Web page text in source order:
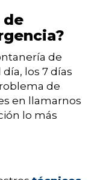
de
de
los 7 días
de
en llamarnos
lo más